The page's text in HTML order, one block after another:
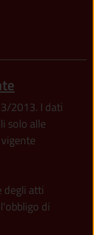
2013. I dati
solo alle
degli atti
di